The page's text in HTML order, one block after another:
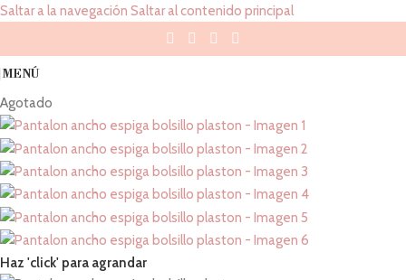
Saltar a la navegación Saltar al contenido principal
MENÚ
Agotado
Haz 'click' para agrandar